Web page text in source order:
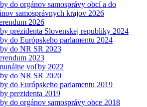
do orgánov samosprávy obcí a do
samosprávnych krajov 2026
2026
prezidenta Slovenskej republiky 2024
do Európskeho parlamentu 2024
do NR SR 2023
2023
voľby 2022
do NR SR 2020
do Európskeho parlamentu 2019
prezidenta 2019
do orgánov samosprávy obce 2018